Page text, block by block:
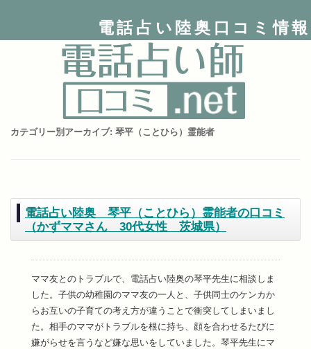
電話占い陸奥口コミ情報
カテゴリー別アーカイブ: 琴平（ことひら）霊能者
電話占い陸奥 琴平（ことひら）霊能者の口コミ
（かずママさん 30代女性 茨城県）
ママ友とのトラブルで、電話占い陸奥の琴平先生に相談しま
した。子供の幼稚園のママ友の一人と、子供同士のケンカか
らお互いの子育ての考え方が違うことで衝突してしまいまし
た。相手のママがトラブルを根に持ち、顔を合わせるたびに
嫌がらせを言うなど嫌な思いをしていました。琴平先生にマ